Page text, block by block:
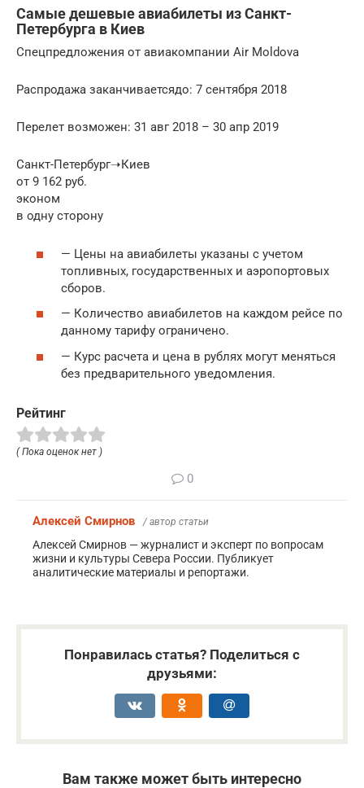
Самые дешевые авиабилеты из Санкт-
Петербурга в Киев
Спецпредложения от авиакомпании Air Moldova
Распродажа заканчиваетсядо: 7 сентября 2018
Перелет возможен: 31 авг 2018 – 30 апр 2019
Санкт-Петербург➝Киев
от 9 162 руб.
эконом
в одну сторону
— Цены на авиабилеты указаны с учетом
топливных, государственных и аэропортовых
сборов.
— Количество авиабилетов на каждом рейсе по
данному тарифу ограничено.
— Курс расчета и цена в рублях могут меняться
без предварительного уведомления.
Рейтинг
( Пока оценок нет )
0
Алексей Смирнов / автор статьи
Алексей Смирнов — журналист и эксперт по вопросам
жизни и культуры Севера России. Публикует
аналитические материалы и репортажи.
Понравилась статья? Поделиться с
друзьями:
Вам также может быть интересно